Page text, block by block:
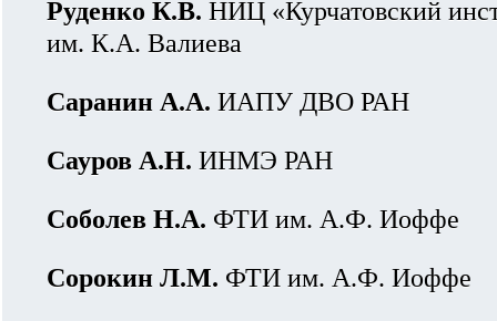
Руденко К.В. НИЦ «Курчатовский
им. К.А. Валиева
Саранин А.А. ИАПУ ДВО РАН
Сауров А.Н. ИНМЭ РАН
Соболев Н.А. ФТИ им. А.Ф. Иоффе
Сорокин Л.М. ФТИ им. А.Ф. Иоффе